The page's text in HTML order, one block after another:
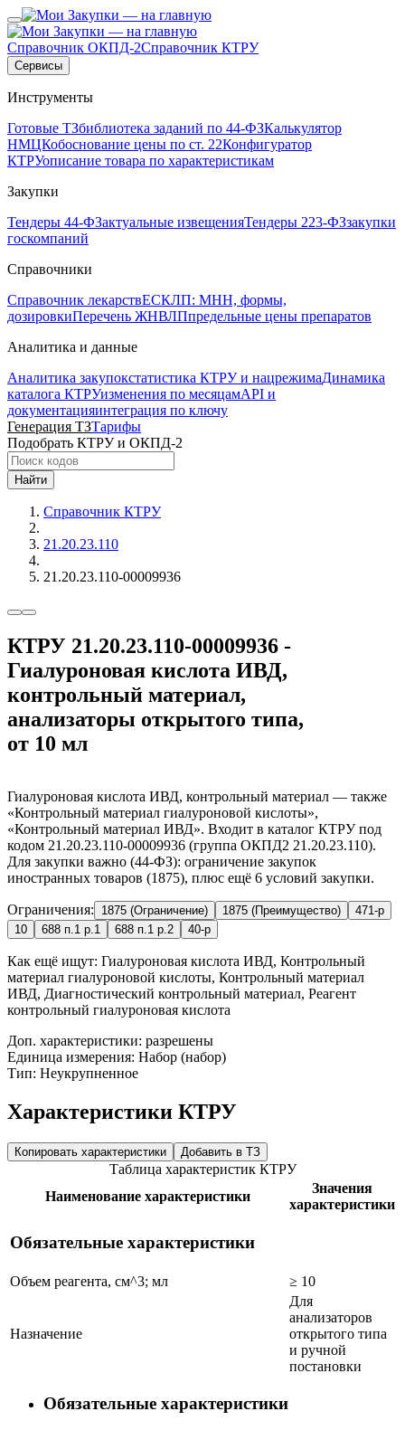
Справочник ОКПД-2Справочник КТРУ
Сервисы
Инструменты
Готовые ТЗбиблиотека заданий по 44-ФЗКалькулятор
НМЦКобоснование цены по ст. 22Конфигуратор
КТРУописание товара по характеристикам
Закупки
Тендеры 44-ФЗактуальные извещенияТендеры 223-ФЗзакупки
госкомпаний
Справочники
Справочник лекарствЕСКЛП: МНН, формы,
дозировкиПеречень ЖНВЛПпредельные цены препаратов
Аналитика и данные
Аналитика закупокстатистика КТРУ и нацрежимаДинамика
каталога КТРУизменения по месяцамAPI и
документацияинтеграция по ключу
Генерация ТЗТарифы
Подобрать КТРУ и ОКПД-2
Найти
Справочник КТРУ
21.20.23.110
21.20.23.110-00009936
КТРУ 21.20.23.110-00009936 -
Гиалуроновая кислота ИВД,
контрольный материал,
анализаторы открытого типа,
от 10 мл
Гиалуроновая кислота ИВД, контрольный материал — также
«Контрольный материал гиалуроновой кислоты»,
«Контрольный материал ИВД». Входит в каталог КТРУ под
кодом 21.20.23.110-00009936 (группа ОКПД2 21.20.23.110).
Для закупки важно (44-ФЗ): ограничение закупок
иностранных товаров (1875), плюс ещё 6 условий закупки.
Ограничения: 1875 (Ограничение) 1875 (Преимущество)
471-р
10
688 п.1 р.1 688 п.1 р.2 40-р
Как ещё ищут: Гиалуроновая кислота ИВД, Контрольный
материал гиалуроновой кислоты, Контрольный материал
ИВД, Диагностический контрольный материал, Реагент
контрольный гиалуроновая кислота
Доп. характеристики: разрешены
Единица измерения: Набор (набор)
Тип: Неукрупненное
Характеристики КТРУ
Копировать характеристики Добавить в ТЗ
Таблица характеристик КТРУ
Наименование характеристики
Значения
характеристики
Обязательные характеристики
Объем реагента, см^3; мл ≥ 10
Назначение
Для
анализаторов
открытого типа
и ручной
постановки
Обязательные характеристики